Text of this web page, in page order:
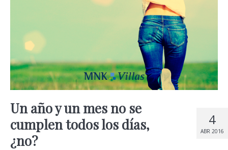
4
ABR 2016
Un año y un mes no se
cumplen todos los días,
¿no?